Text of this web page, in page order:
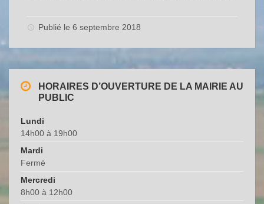
Publié le 6 septembre 2018
HORAIRES D’OUVERTURE DE LA MAIRIE AU
PUBLIC
Lundi
14h00 à 19h00
Mardi
Fermé
Mercredi
8h00 à 12h00